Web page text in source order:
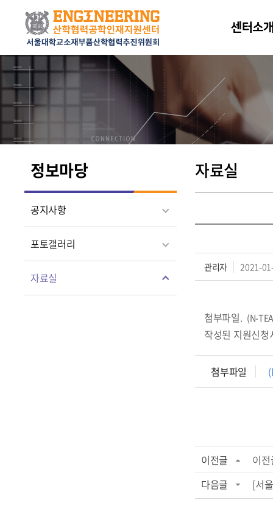
센터소
정보마당
공지사항
포토갤러리
자료실
자료실
관리자 2021-
첨부파일. (N-
작성된 지원신
첨부파일
이전글
이
다음글
[서